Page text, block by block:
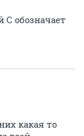
С обозначает
какая то